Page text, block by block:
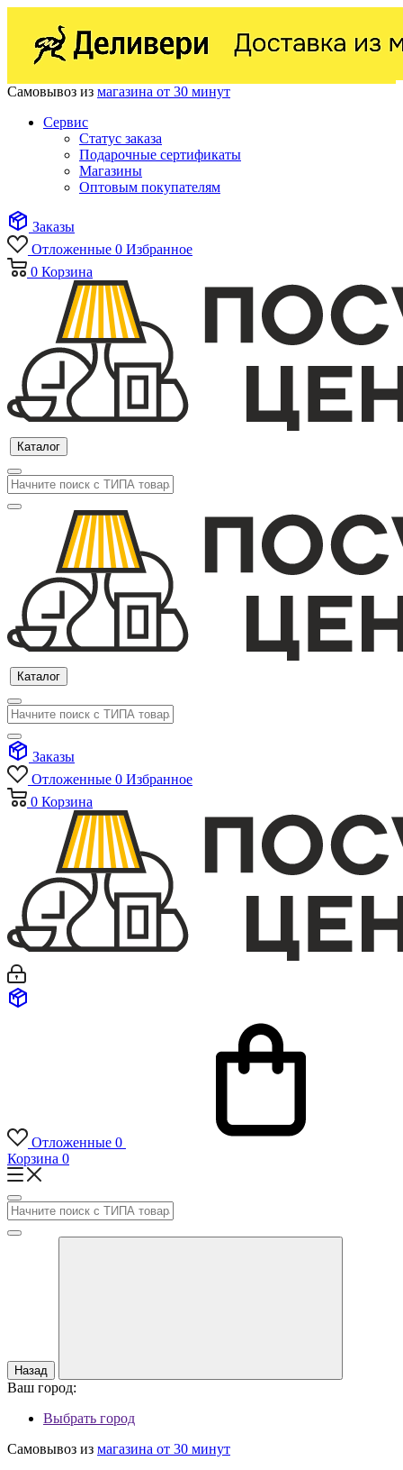
Самовывоз из магазина от 30 минут
Сервис
Статус заказа
Подарочные сертификаты
Магазины
Оптовым покупателям
Заказы
Отложенные 0 Избранное
0 Корзина
Каталог
Каталог
Заказы
Отложенные 0 Избранное
0 Корзина
Отложенные 0
Корзина 0
Назад
Ваш город:
Выбрать город
Самовывоз из магазина от 30 минут